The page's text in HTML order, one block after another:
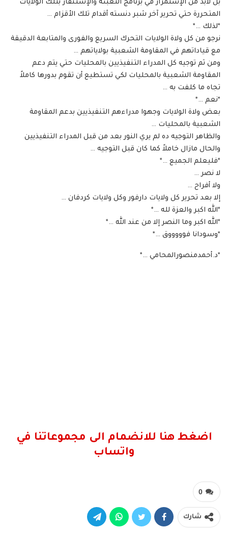
بل لابد من الإستمرار في برنامج التعبئة والإستنفار بتلك الولايات
المتحررة حتي تحرير آخر شبر دنسته أقدام تلك الأقزام …
*لذلك …*
نرجو من كل ولاة الولايات التحرك السريع والفورى والمتابعة الدقيقة
مع قياداتهم في المقاومة الشعبية بولاياتهم …
ومن ثم توجيه كل المدراء التنفيذيين بالمحليات حتي يتم دعم
المقاومة الشعبية بالمحليات لكي تستطيع أن تقوم بدورها كاملاً
تجاه ما كلفت به …
*نعم …*
بعض ولاة الولايات وجهوا مدراءهم التنفيذيين بدعم المقاومة
الشعبية بالمحليات …
والظاهر التوجيه ده لم يري النور بعد من قبل المدراء التنفيذيين
والحال مازال خاملاً كما كان قبل التوجيه …
*فليعلم الجميع …*
لا نصر …
ولا أفراح …
إلا بعد تحرير كل ولايات دارفور وكل ولايات كردفان …
*الله اكبر والعزة لله …*
*الله اكبر وما النصر إلا من عند الله …*
*وسودانا فوووووق …*
*️د.أحمدمنصورالمحامي …*
اضغط هنا للانضمام الى مجموعاتنا في
واتساب
0
شارك